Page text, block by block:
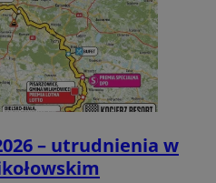
– utrudnienia w